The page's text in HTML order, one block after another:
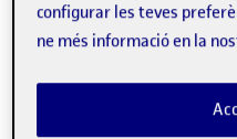
Publicat per
Data de publicació
configurar les teves
ne més informació en la